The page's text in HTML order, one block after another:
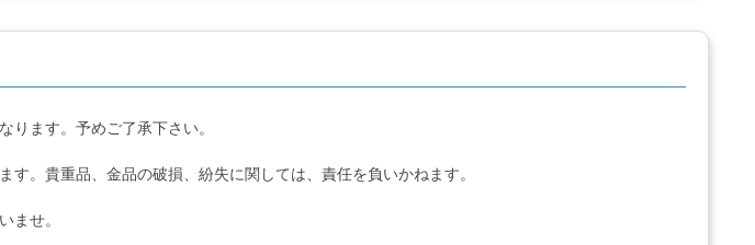
ります。予めご了承下さい。
す。貴重品、金品の破損、紛失に関しては、責任を負いかねます。
ませ。